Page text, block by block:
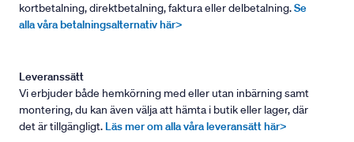
kortbetalning, direktbetalning, faktura eller delbetalning.Se
alla våra betalningsalternativ här>
Leveranssätt
Vi erbjuder både hemkörning med eller utan inbärning samt
montering, du kan även välja att hämta i butik eller lager, där
det är tillgängligt. Läs mer om alla våra leveransätt här>